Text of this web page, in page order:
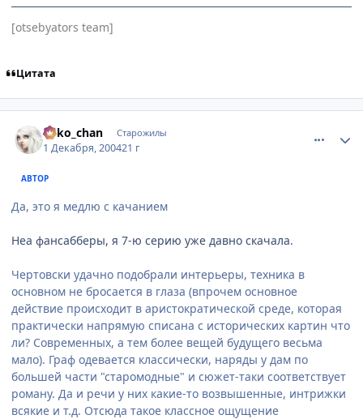
[otsebyators team]
Цитата
neko_chan Старожилы
1 Декабря, 200421 г
АВТОР
Да, это я медлю с качанием
Неа фансабберы, я 7-ю серию уже давно скачала.
Чертовски удачно подобрали интерьеры, техника в
основном не бросается в глаза (впрочем основное
действие происходит в аристократической среде, которая
практически напрямую списана с исторических картин что
ли? Современных, а тем более вещей будущего весьма
мало). Граф одевается классически, наряды у дам по
большей части "старомодные" и сюжет-таки соответствует
роману. Да и речи у них какие-то возвышенные, интрижки
всякие и т.д. Отсюда такое классное ощущение